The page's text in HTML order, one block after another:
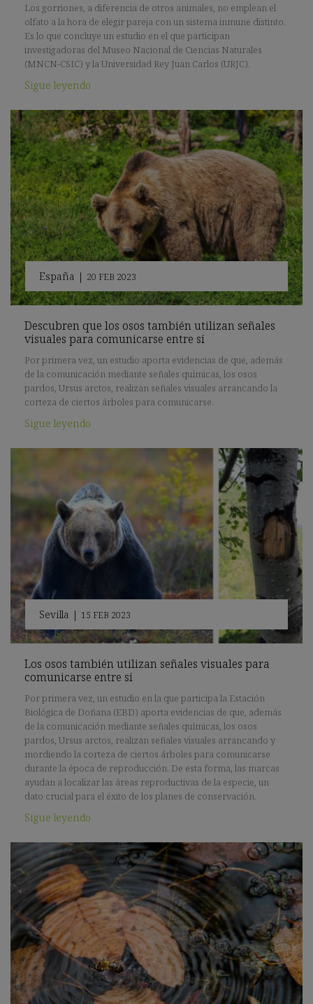
Los gorriones, a diferencia de otros animales, no emplean el
olfato a la hora de elegir pareja con un sistema inmune distinto.
Es lo que concluye un estudio en el que participan
investigadoras del Museo Nacional de Ciencias Naturales
(MNCN-CSIC) y la Universidad Rey Juan Carlos (URJC).
Sigue leyendo
España | 20 FEB 2023
Descubren que los osos también utilizan señales
visuales para comunicarse entre sí
Por primera vez, un estudio aporta evidencias de que, además
de la comunicación mediante señales químicas, los osos
pardos, Ursus arctos, realizan señales visuales arrancando la
corteza de ciertos árboles para comunicarse.
Sigue leyendo
Sevilla | 15 FEB 2023
Los osos también utilizan señales visuales para
comunicarse entre sí
Por primera vez, un estudio en la que participa la Estación
Biológica de Doñana (EBD) aporta evidencias de que, además
de la comunicación mediante señales químicas, los osos
pardos, Ursus arctos, realizan señales visuales arrancando y
mordiendo la corteza de ciertos árboles para comunicarse
durante la época de reproducción. De esta forma, las marcas
ayudan a localizar las áreas reproductivas de la especie, un
dato crucial para el éxito de los planes de conservación.
Sigue leyendo